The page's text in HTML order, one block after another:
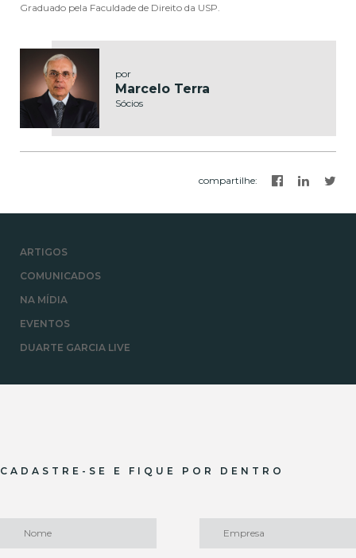
Graduado pela Faculdade de Direito da USP.
por
Marcelo Terra
Sócios
compartilhe:
ARTIGOS
COMUNICADOS
NA MÍDIA
EVENTOS
DUARTE GARCIA LIVE
CADASTRE-SE E FIQUE POR DENTRO